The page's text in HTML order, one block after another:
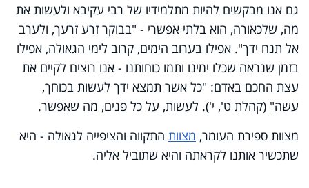
גם אנו מבקשים להיות מתלמידיו של רבי עקיבא ולעשות את
מה, שלכאורה, הוא בלתי אפשרי - "בבוקר זרע זרעך, ולערב
אל תנח ידך". אפילו בערוב הימים, קרוב לימי הגאולה, אפילו
בזמן שנראה שכלו ימינו ותמו כוחותנו - אנו רוצים לקיים את
עצת החכם באדם: "כל אשר תמצא ידך לעשות בכוחך,
עשה" (קהלת ט', י'). לעשות, על כל פנים, מה שאפשר.
מצוות ספירת העומר, מצוות התקווה והציפייה לגאולה - היא
שתכשיר אותנו לקראתה והיא שתוביל אליה.